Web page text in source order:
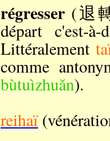
régresser (退
départ c'est-
Littéralement
comme
bùtuìzhuǎn).
reihaï